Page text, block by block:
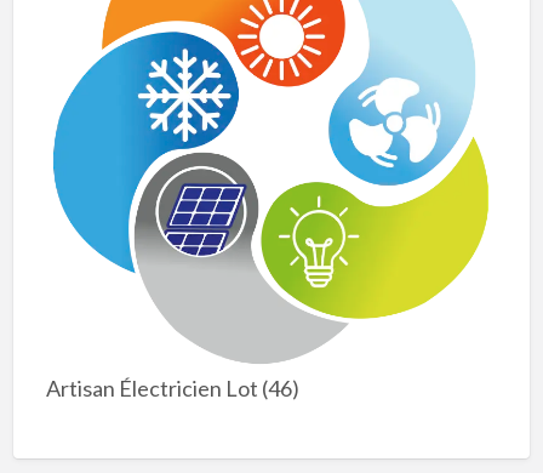
Artisan Électricien Lot (46)